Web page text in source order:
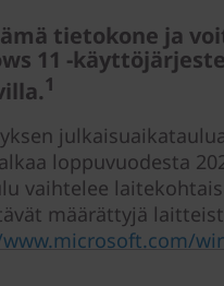
tietokone ja
11 -
1
loppuvuodesta
vaihtelee
määrättyjä